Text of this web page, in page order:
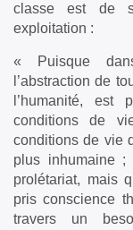
classe est de
exploitation :
« Puisque
l’abstraction de
l’humanité, est
conditions de
conditions de vie
plus inhumaine ;
prolétariat, mais
pris conscience
travers un